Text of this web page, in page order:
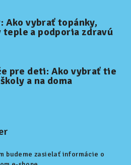
Ako vybrať topánky,
teple a podporia zdravú
pre deti: Ako vybrať tie
a na doma
budeme zasielať informácie o